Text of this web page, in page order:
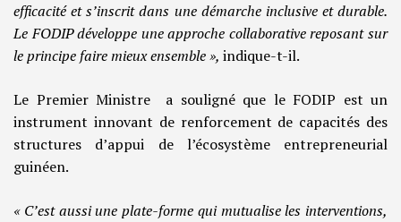
efficacité et s’inscrit dans une démarche inclusive et durable.
Le FODIP développe une approche collaborative reposant sur
le principe faire mieux ensemble », indique-t-il.
Le Premier Ministre a souligné que le FODIP est un
instrument innovant de renforcement de capacités des
structures d’appui de l’écosystème entrepreneurial
guinéen.
« C’est aussi une plate-forme qui mutualise les interventions,